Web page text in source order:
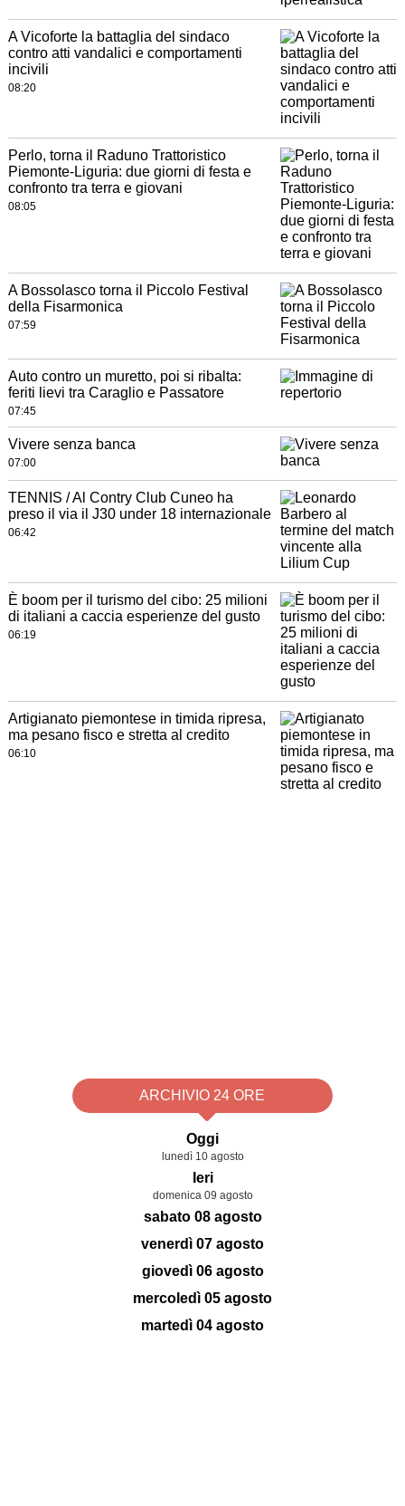
A Vicoforte la battaglia del sindaco
contro atti vandalici e comportamenti
incivili
08:20
Perlo, torna il Raduno Trattoristico
Piemonte-Liguria: due giorni di festa e
confronto tra terra e giovani
08:05
A Bossolasco torna il Piccolo Festival
della Fisarmonica
07:59
Auto contro un muretto, poi si ribalta:
feriti lievi tra Caraglio e Passatore
07:45
Vivere senza banca
07:00
TENNIS / Al Contry Club Cuneo ha
preso il via il J30 under 18 internazionale
06:42
È boom per il turismo del cibo: 25 milioni
di italiani a caccia esperienze del gusto
06:19
Artigianato piemontese in timida ripresa,
ma pesano fisco e stretta al credito
06:10
ARCHIVIO 24 ORE
Oggi
lunedì 10 agosto
Ieri
domenica 09 agosto
sabato 08 agosto
venerdì 07 agosto
giovedì 06 agosto
mercoledì 05 agosto
martedì 04 agosto